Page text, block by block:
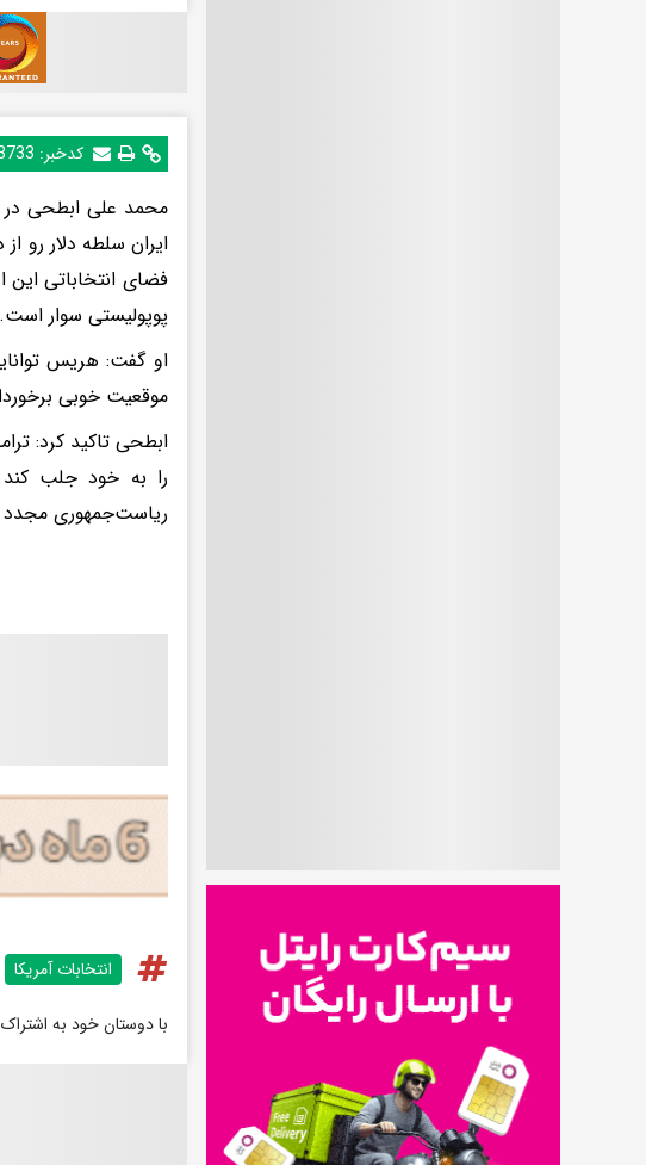
کدخبر:
محمد علی ابطحی در
ایران سلطه دلار
فضای انتخاباتی
پوپولیستی سوار است.
او گفت: هریس
موقعیت خوبی
ابطحی تاکید کرد:
را به خود جلب کند
ریاست‌جمهوری مجدد
انتخابات آمریکا
با دوستان خود به